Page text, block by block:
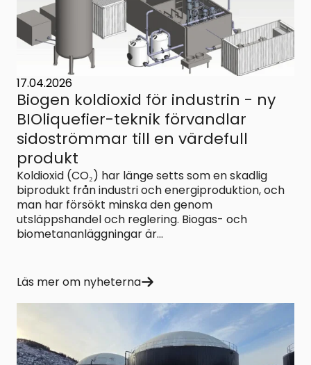
17.04.2026
Biogen koldioxid för industrin - ny
BIOliquefier-teknik förvandlar
sidoströmmar till en värdefull
produkt
Koldioxid (CO₂) har länge setts som en skadlig
biprodukt från industri och energiproduktion, och
man har försökt minska den genom
utsläppshandel och reglering. Biogas- och
biometananläggningar är...
Läs mer om nyheterna